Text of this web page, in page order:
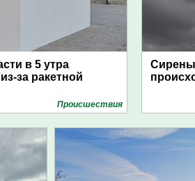
в 5 утра
за ракетной
Проиcшествия
Сирены